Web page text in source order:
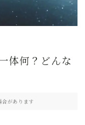
体何？どんな
があります